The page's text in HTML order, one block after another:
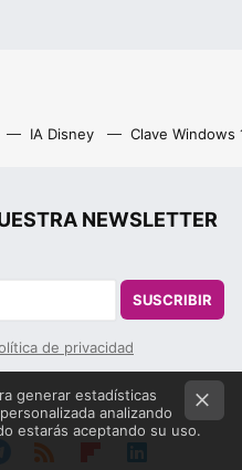
IA Disney Clave Windows
NEWSLETTER
SUSCRIBIR
de privacidad
generar estadísticas
analizando
estarás aceptando su uso.